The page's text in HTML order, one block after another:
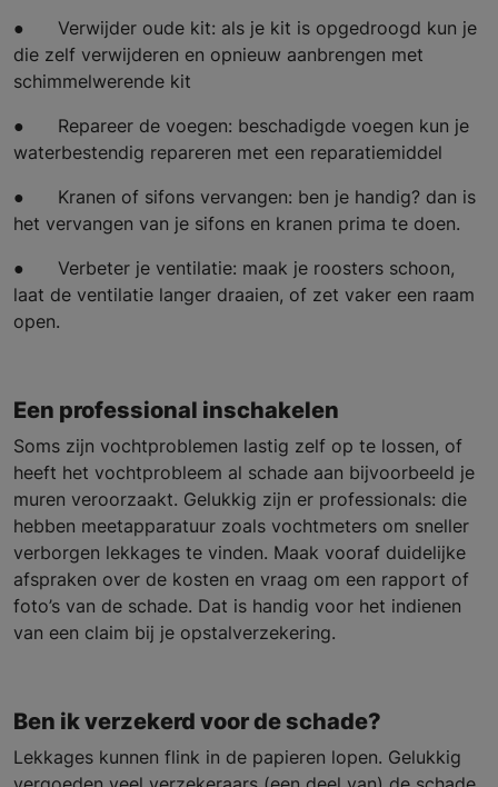
● Verwijder oude kit: als je kit is opgedroogd kun je
die zelf verwijderen en opnieuw aanbrengen met
schimmelwerende kit
● Repareer de voegen: beschadigde voegen kun je
waterbestendig repareren met een reparatiemiddel
● Kranen of sifons vervangen: ben je handig? dan is
het vervangen van je sifons en kranen prima te doen.
● Verbeter je ventilatie: maak je roosters schoon,
laat de ventilatie langer draaien, of zet vaker een raam
open.
Een professional inschakelen
Soms zijn vochtproblemen lastig zelf op te lossen, of
heeft het vochtprobleem al schade aan bijvoorbeeld je
muren veroorzaakt. Gelukkig zijn er professionals: die
hebben meetapparatuur zoals vochtmeters om sneller
verborgen lekkages te vinden. Maak vooraf duidelijke
afspraken over de kosten en vraag om een rapport of
foto’s van de schade. Dat is handig voor het indienen
van een claim bij je opstalverzekering.
Ben ik verzekerd voor de schade?
Lekkages kunnen flink in de papieren lopen. Gelukkig